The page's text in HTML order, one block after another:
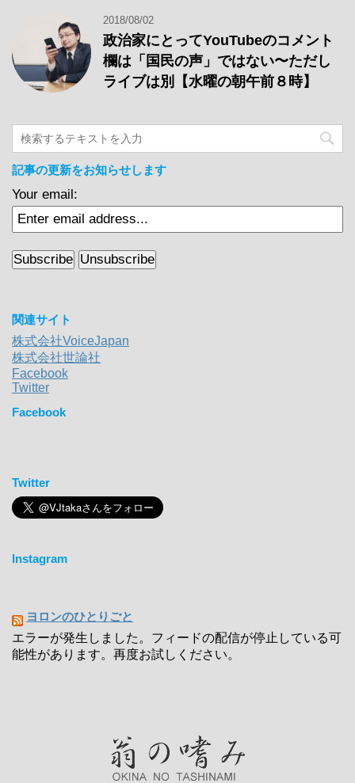
2018/08/02
政治家にとってYouTubeのコメント
欄は「国民の声」ではない〜ただし
ライブは別【水曜の朝午前８時】
記事の更新をお知らせします
Your email:
関連サイト
株式会社VoiceJapan
株式会社世論社
Facebook
Twitter
Facebook
Twitter
Instagram
ヨロンのひとりごと
エラーが発生しました。フィードの配信が停止している可
能性があります。再度お試しください。